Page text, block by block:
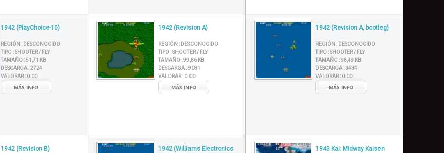
1942 (PlayChoice-10)
REGIÓN : DESCONOCIDO
TIPO :SHOOTER / FLY
TAMAÑO :51,71 KB
DESCARGA :2724
VALORAR : 0.00
MÁS INFO
1942 (Revision A)
REGIÓN : DESCONOCIDO
TIPO :SHOOTER / FLY
TAMAÑO :99,86 KB
DESCARGA :9081
VALORAR : 0.00
MÁS INFO
1942 (Revision A, bootleg)
REGIÓN : DESCONOCIDO
TIPO :SHOOTER / FLY
TAMAÑO :98,49 KB
DESCARGA :3434
VALORAR : 0.00
MÁS INFO
1942 (Revision B)
1942 (Williams Electronics
1943 Kai: Midway Kaisen